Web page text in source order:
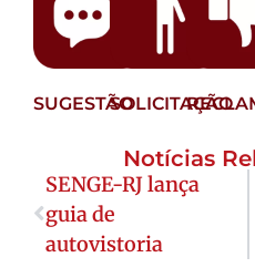
SUGESTÃOSOLICITAÇÃO
Notícias
SENGE-RJ lança
guia de
autovistoria